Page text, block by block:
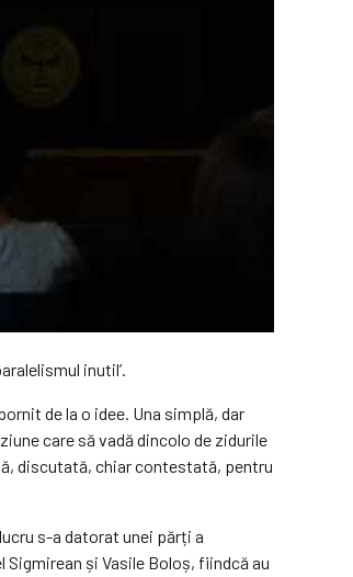
inutil’.
de la o idee. Una simplă, dar
care să vadă dincolo de zidurile
discutată, chiar contestată, pentru
s-a datorat unei părți a
și Vasile Boloș, fiindcă au